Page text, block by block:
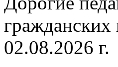
02.08.2026 г.